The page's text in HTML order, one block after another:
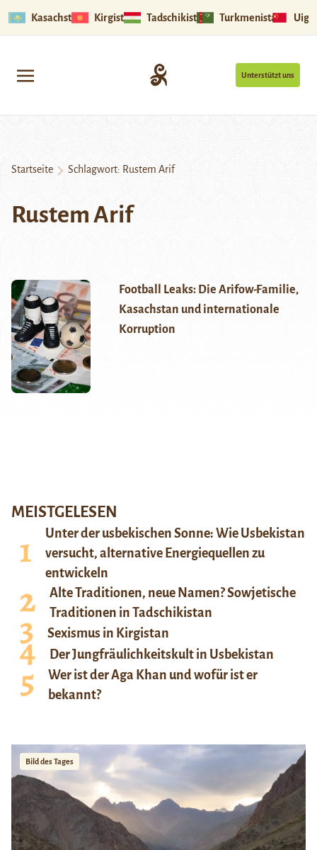
Kasachstan Kirgistan Tadschikistan Turkmenistan
Unterstützt uns
Startseite Schlagwort: Rustem Arif
Rustem Arif
Football Leaks: Die Arifow-Familie,
Kasachstan und internationale
Korruption
MEISTGELESEN
Unter der usbekischen Sonne: Wie Usbekistan
versucht, alternative Energiequellen zu
entwickeln
Alte Traditionen, neue Namen? Sowjetische
Traditionen in Tadschikistan
Sexismus in Kirgistan
Der Jungfräulichkeitskult in Usbekistan
Wer ist der Aga Khan und wofür ist er
bekannt?
Bild des Tages